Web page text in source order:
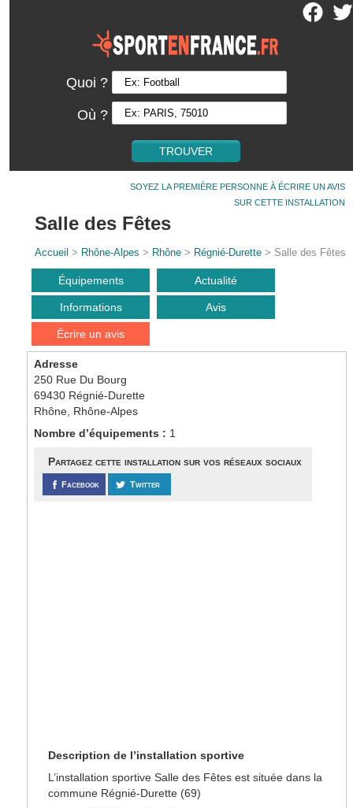
Quoi ?
Où ?
SOYEZ LA PREMIÈRE PERSONNE À ÉCRIRE UN AVIS
SUR CETTE INSTALLATION
Salle des Fêtes
Accueil > Rhône-Alpes > Rhône > Régnié-Durette > Salle des Fêtes
Équipements Actualité
Informations Avis
Écrire un avis
Adresse
250 Rue Du Bourg
69430 Régnié-Durette
Rhône, Rhône-Alpes
Nombre d’équipements : 1
Partagez cette installation sur vos réseaux sociaux
Facebook Twitter
Description de l’installation sportive
L’installation sportive Salle des Fêtes est située dans la
commune Régnié-Durette (69)